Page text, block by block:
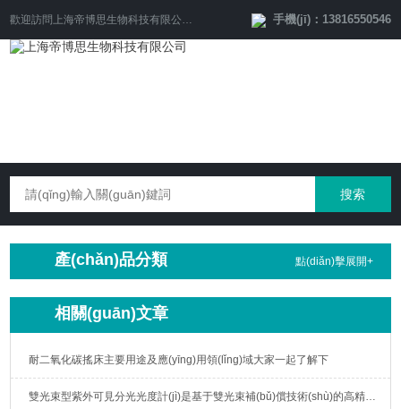
歡迎訪問 上海帝博思生物科技有限公司 網(wǎng)站！ 手機(jī)：13816550546
產(chǎn)品分類 點(diǎn)擊展開+
相關(guān)文章
耐二氧化碳搖床主要用途及應(yīng)用領(lǐng)域大家一起了解下
雙光束型紫外可見分光光度計(jì)是基于雙光束補(bǔ)償技術(shù)的高精度分析儀器